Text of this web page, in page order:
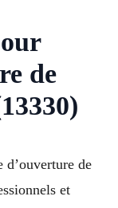
de
d’ouverture de
et